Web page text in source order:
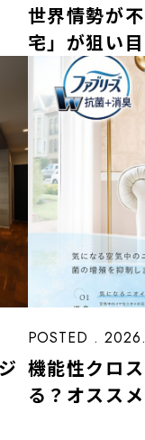
世界情勢が
宅」が狙い
POSTED .
機能性クロ
る？オスス